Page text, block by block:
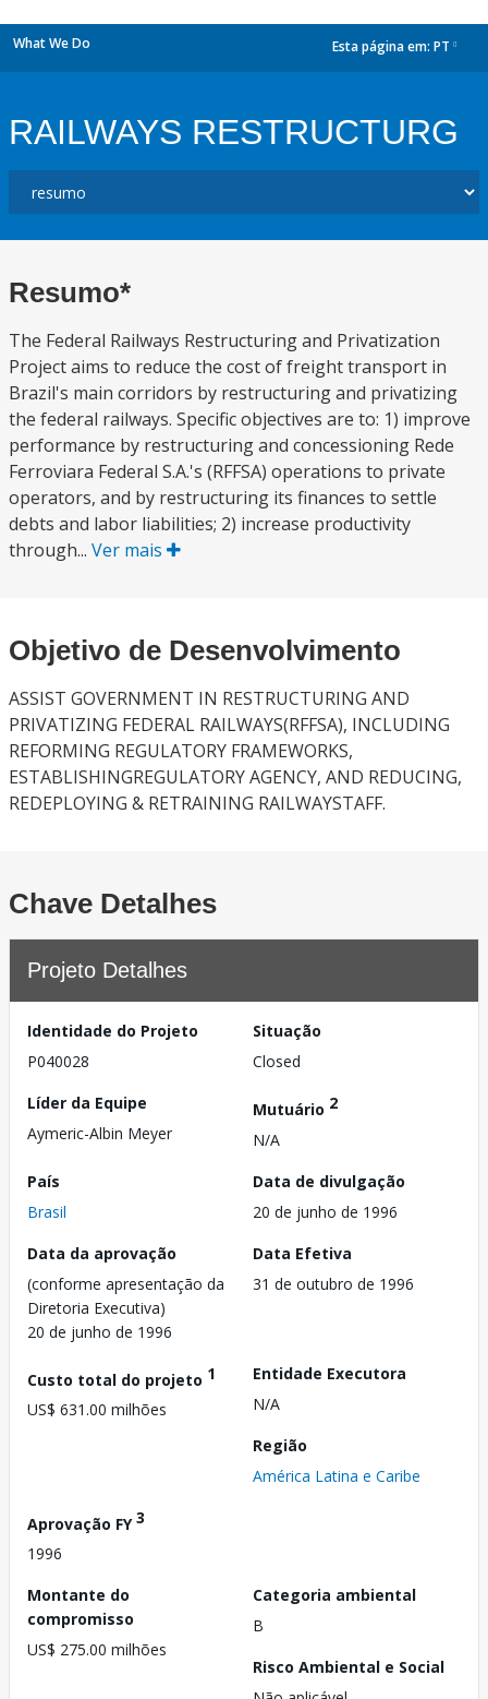
What We Do Esta página em: PT
RAILWAYS RESTRUCTURG
Resumo*
The Federal Railways Restructuring and Privatization
Project aims to reduce the cost of freight transport in
Brazil's main corridors by restructuring and privatizing
the federal railways. Specific objectives are to: 1) improve
performance by restructuring and concessioning Rede
Ferroviara Federal S.A.'s (RFFSA) operations to private
operators, and by restructuring its finances to settle
debts and labor liabilities; 2) increase productivity
through... Ver mais
Objetivo de Desenvolvimento
ASSIST GOVERNMENT IN RESTRUCTURING AND
PRIVATIZING FEDERAL RAILWAYS(RFFSA), INCLUDING
REFORMING REGULATORY FRAMEWORKS,
ESTABLISHINGREGULATORY AGENCY, AND REDUCING,
REDEPLOYING & RETRAINING RAILWAYSTAFF.
Chave Detalhes
Projeto Detalhes
Identidade do Projeto
P040028
Situação
Closed
Líder da Equipe
Aymeric-Albin Meyer
Mutuário 2
N/A
País
Brasil
Data de divulgação
20 de junho de 1996
Data da aprovação
(conforme apresentação da
Diretoria Executiva)
20 de junho de 1996
Data Efetiva
31 de outubro de 1996
Custo total do projeto 1
US$ 631.00 milhões
Entidade Executora
N/A
Região
América Latina e Caribe
Aprovação FY3
1996
Montante do
compromisso
US$ 275.00 milhões
Categoria ambiental
B
Risco Ambiental e Social